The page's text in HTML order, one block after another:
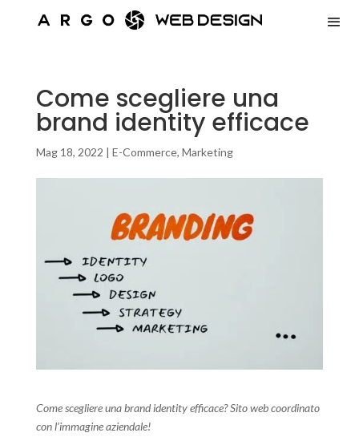
Come scegliere una
brand identity efficace
Mag 18, 2022 | E-Commerce, Marketing
Come scegliere una brand identity efficace? Sito web coordinato
con l’immagine aziendale!